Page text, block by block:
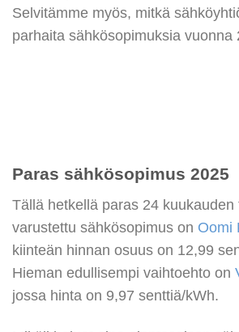
Selvitämme myös, mitkä
parhaita sähkösopimuksia vuonna
Paras sähkösopimus 2025
Tällä hetkellä paras 24 kuukauden
varustettu sähkösopimus on Oomi
kiinteän hinnan osuus on 12,99
Hieman edullisempi vaihtoehto on
jossa hinta on 9,97 senttiä/kWh.